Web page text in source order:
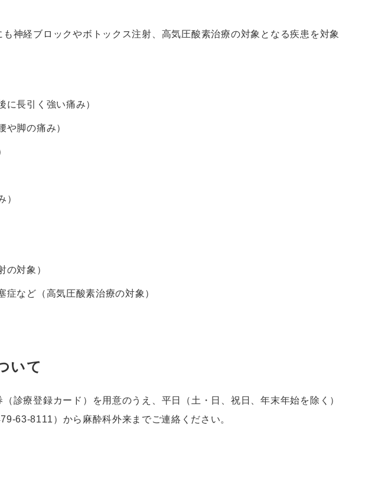
神経ブロックやボトックス注射、高気圧酸素治療の対象となる疾患を対象
長引く強い痛み）
や脚の痛み）
）
の対象）
など（高気圧酸素治療の対象）
いて
診療登録カード）を用意のうえ、平日（土・日、祝日、年末年始を除く）
63-8111 ）から麻酔科外来までご連絡ください。